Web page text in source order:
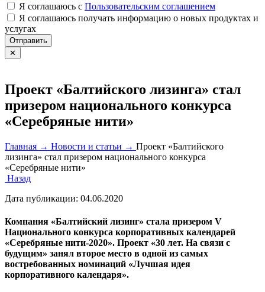
Я соглашаюсь c Пользовательским соглашением
Я соглашаюсь получать информацию о новых продуктах и
услугах
Отправить
✕
Проект «Балтийского лизинга» стал
призером национального конкурса
«Серебряные нити»
Главная → Новости и статьи → Проект «Балтийского
лизинга» стал призером национального конкурса
«Серебряные нити»
Назад
Дата публикации: 04.06.2020
Компания «Балтийский лизинг» стала призером V
Национального конкурса корпоративных календарей
«Серебряные нити-2020». Проект «30 лет. На связи с
будущим» занял второе место в одной из самых
востребованных номинаций «Лучшая идея
корпоративного календаря».